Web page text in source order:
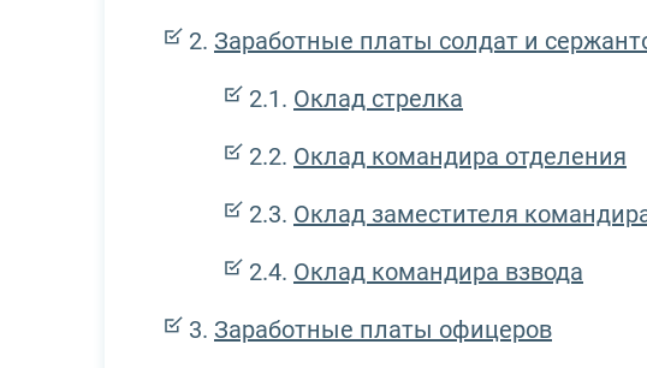
Заработные платы солдат и
Оклад стрелка
Оклад командира отделения
Оклад заместителя
Оклад командира взвода
Заработные платы офицеров